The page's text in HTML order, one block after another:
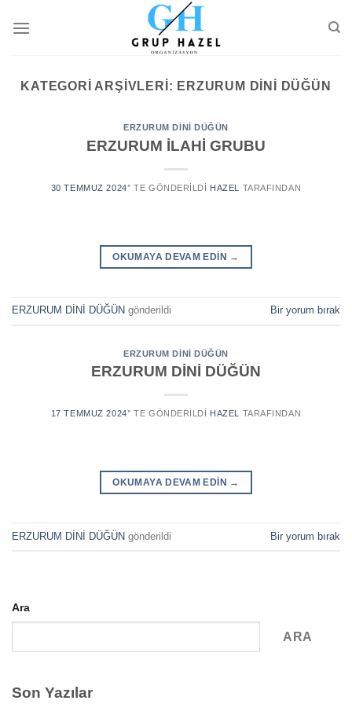
KATEGORI ARŞIVLERI: ERZURUM DİNİ DÜĞÜN
ERZURUM DİNİ DÜĞÜN
ERZURUM İLAHİ GRUBU
30 TEMMUZ 2024’' TE GÖNDERILDI HAZEL TARAFINDAN
OKUMAYA DEVAM EDIN →
ERZURUM DİNİ DÜĞÜN gönderildi Bir yorum bırak
ERZURUM DİNİ DÜĞÜN
ERZURUM DİNİ DÜĞÜN
17 TEMMUZ 2024’' TE GÖNDERILDI HAZEL TARAFINDAN
OKUMAYA DEVAM EDIN →
ERZURUM DİNİ DÜĞÜN gönderildi Bir yorum bırak
Ara
ARA
Son Yazılar